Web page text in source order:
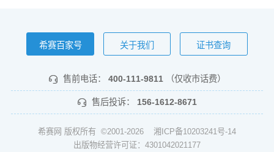
希赛百家号 关于我们 证书查询
售前电话： 400-111-9811 （仅收市话费）
售后投诉： 156-1612-8671
希赛网 版权所有 ©2001-2026 湘ICP备10203241号-14
出版物经营许可证：4301042021177